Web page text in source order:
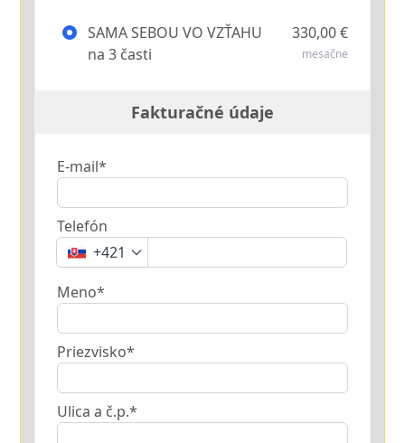
SAMA SEBOU VO VZŤAHU
na 3 časti
330,00 €
mesačne
Fakturačné údaje
E-mail*
Telefón
+421
Meno*
Priezvisko*
Ulica a č.p.*